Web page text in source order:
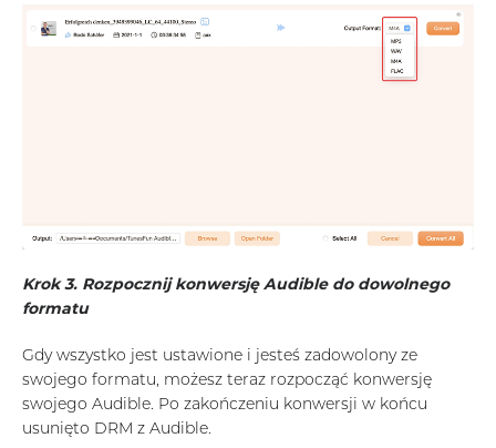
Krok 3. Rozpocznij konwersję Audible do dowolnego
formatu
Gdy wszystko jest ustawione i jesteś zadowolony ze
swojego formatu, możesz teraz rozpocząć konwersję
swojego Audible. Po zakończeniu konwersji w końcu
usunięto DRM z Audible.